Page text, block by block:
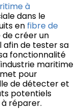
à
dans le
en fibre de
de créer un
afin de tester sa
fonctionnalité
maritime
pour
de détecter et
potentiels
réparer.